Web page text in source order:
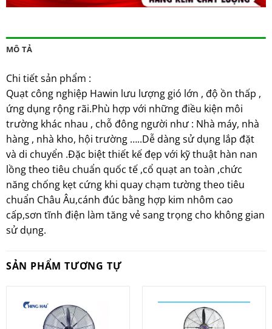
MÔ TẢ
Chi tiết sản phẩm :
Quạt công nghiệp Hawin lưu lượng gió lớn , độ ồn thấp ,
ứng dụng rộng rãi.Phù hợp với những điều kiện môi
trường khác nhau , chỗ đông người như : Nhà máy, nhà
hàng , nhà kho, hội trường …..Dễ dàng sử dụng lắp đặt
và di chuyển .Đặc biệt thiết kế đẹp với kỹ thuật hàn nan
lồng theo tiêu chuẩn quốc tế ,cổ quạt an toàn ,chức
năng chống kẹt cứng khi quay chạm tường theo tiêu
chuẩn Châu Âu,cánh đúc bằng hợp kim nhôm cao
cấp,sơn tĩnh điện làm tăng vẻ sang trọng cho không gian
sử dụng.
SẢN PHẨM TƯƠNG TỰ